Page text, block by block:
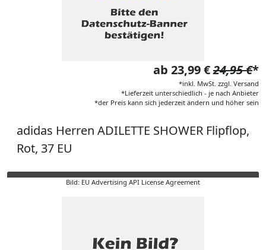
ab 23,99 €24,95 €*
*inkl. MwSt. zzgl. Versand
*Lieferzeit unterschiedlich - je nach Anbieter
*der Preis kann sich jederzeit ändern und höher sein
adidas Herren ADILETTE SHOWER Flipflop,
Rot, 37 EU
Bild: EU Advertising API License Agreement